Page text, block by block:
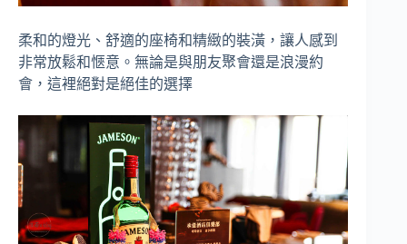
柔和的燈光、舒適的座椅和精緻的裝潢，讓人感到
非常放鬆和愜意。無論是與朋友聚會還是浪漫約
會，這裡絕對是絕佳的選擇